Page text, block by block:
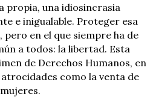
propia, una idiosincrasia
e inigualable. Proteger esa
en el que siempre ha de
a todos: la libertad. Esta
de Derechos Humanos, en
como la venta de